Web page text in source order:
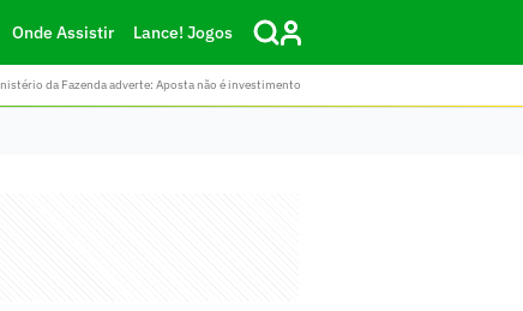
Onde Assistir Lance! Jogos
da Fazenda adverte: Aposta não é investimento